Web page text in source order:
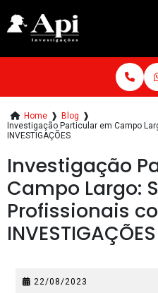
Home ❱ Blog ❱
Investigação Particular em Campo
INVESTIGAÇÕES
Investigação
Campo Largo:
Profissionais
INVESTIGAÇÕES
22/08/2023